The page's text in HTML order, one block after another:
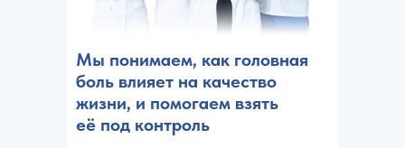
Мы понимаем, как головная
боль влияет на качество
жизни, и помогаем взять
её под контроль